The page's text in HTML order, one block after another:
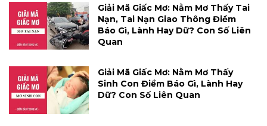
Giải Mã Giấc Mơ: Nằm Mơ Thấy Tai
Nạn, Tai Nạn Giao Thông Điềm
Báo Gì, Lành Hay Dữ? Con Số Liên
Quan
Giải Mã Giấc Mơ: Nằm Mơ Thấy
Sinh Con Điềm Báo Gì, Lành Hay
Dữ? Con Số Liên Quan